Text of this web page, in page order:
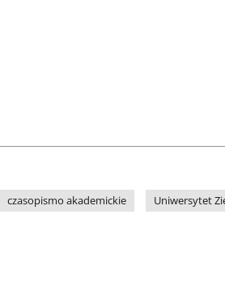
czasopismo akademickie Uniwersytet